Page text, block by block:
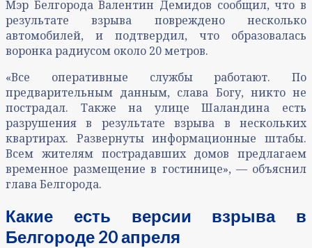
Мэр Белгорода Валентин Демидов сообщил, что в
результате взрыва повреждено несколько
автомобилей, и подтвердил, что образовалась
воронка радиусом около 20 метров.
«Все оперативные службы работают. По
предварительным данным, слава Богу, никто не
пострадал. Также на улице Шаландина есть
разрушения в результате взрыва в нескольких
квартирах. Развернуты информационные штабы.
Всем жителям пострадавших домов предлагаем
временное размещение в гостинице», — объяснил
глава Белгорода.
Какие есть версии взрыва в
Белгороде 20 апреля